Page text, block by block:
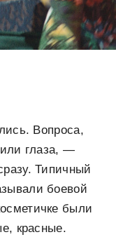
Вопроса,
глаза, —
Типичный
боевой
были
красные.